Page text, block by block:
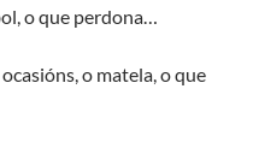
o que perdona…
o matela, o que